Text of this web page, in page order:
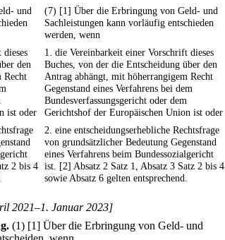
und
(7) [1] Über die Erbringung von Geld- und
Sachleistungen kann vorläufig entschieden
werden, wenn
den
Recht
ist oder
1. die Vereinbarkeit einer Vorschrift dieses
Buches, von der die Entscheidung über den
Antrag abhängt, mit höherrangigem Recht
Gegenstand eines Verfahrens bei dem
Bundesverfassungsgericht oder dem
Gerichtshof der Europäischen Union ist oder
2 bis 4
2. eine entscheidungserhebliche Rechtsfrage
von grundsätzlicher Bedeutung Gegenstand
eines Verfahrens beim Bundessozialgericht
ist. [2] Absatz 2 Satz 1, Absatz 3 Satz 2 bis 4
sowie Absatz 6 gelten entsprechend.
2021–1. Januar 2023]
(1) [1] Über die Erbringung von Geld- und